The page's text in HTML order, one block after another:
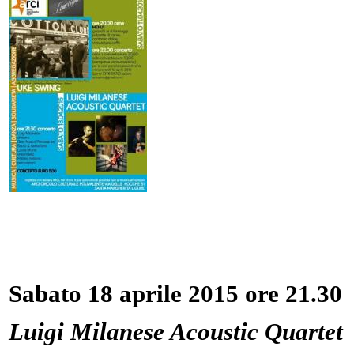
Sabato 18 aprile 2015 ore 21.30
Luigi Milanese Acoustic Quartet